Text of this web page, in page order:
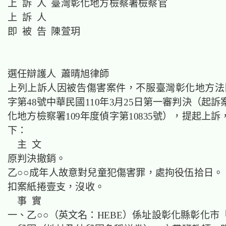
上 訴 人 臺灣彰化地方檢察署檢察官
上 訴 人
即 被 告 陳萱玥
選任辯護人 蕭晴旭律師
上列上訴人因被告傷害案件，不服臺灣彰化地方
字第48號中華民國110年3月25日第一審判決（起訴
化地方檢察署109年度偵字第10835號），提起上訴
下：
主 文
原判決撤銷。
乙○○成年人故意對兒童犯傷害罪，處拘役伍拾日。
扣案紙捲壹支，沒收。
事 實
一、乙○○（英文名：HEBE）係址設彰化縣彰化市